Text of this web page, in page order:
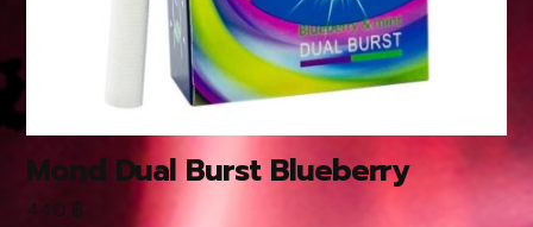
Mond Dual Burst Blueberry
440 ฿